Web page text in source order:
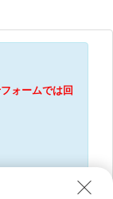
ォームでは回